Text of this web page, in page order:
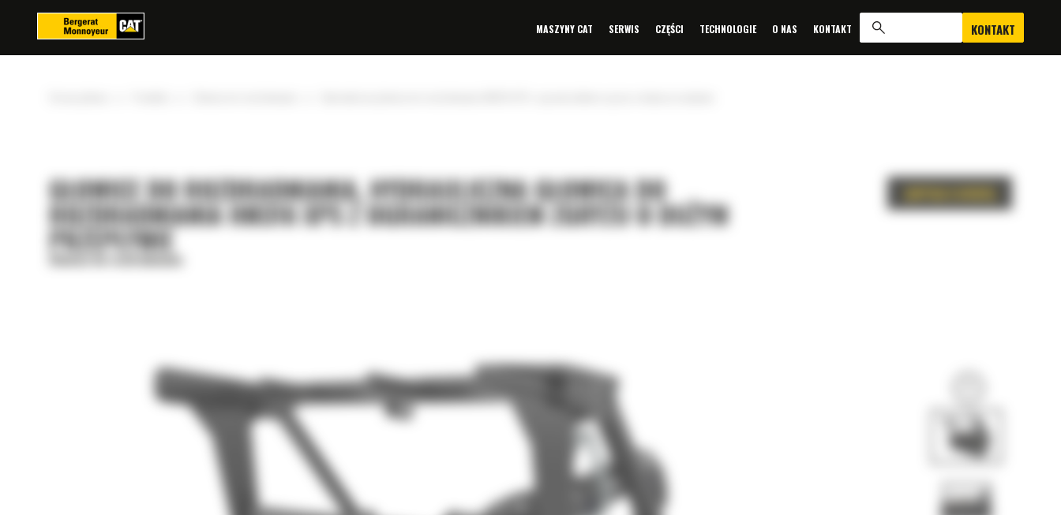
MASZYNY CAT SERWIS CZĘŚCI TECHNOLOGIE O NAS KONTAKT KONTAKT
GŁOWICE DO ROZDRABNIANIA, HYDRAULICZNA GŁOWICA DO
ROZDRABNIANIA HM316 XPS Z OGRANICZNIKIEM ZGRYZU O DUŻYM
PRZEPŁYWIE
Głowice do rozdrabniania
Panel zarządzania plikami cookies